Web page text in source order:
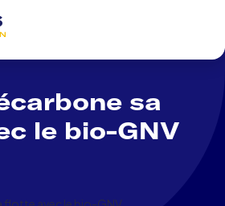
sa
le bio-GNV